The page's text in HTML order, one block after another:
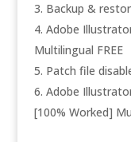
Backup &
Adobe
Multilingual FREE
Patch file
Adobe
[100% Worked]